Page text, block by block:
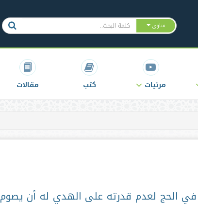
فتاوى
مرئيات كتب مقالات
الحج لعدم قدرته على الهدي له أن يصوم